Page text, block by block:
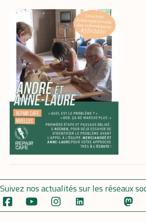
Suivez nos actualités sur les réseaux